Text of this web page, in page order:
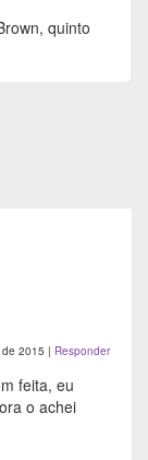
quinto
2015 | Responder
feita, eu
o achei